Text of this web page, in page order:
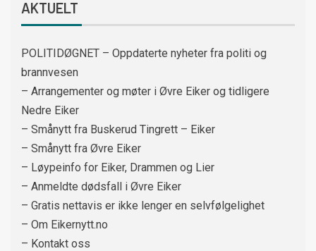
AKTUELT
POLITIDØGNET – Oppdaterte nyheter fra politi og
brannvesen
– Arrangementer og møter i Øvre Eiker og tidligere
Nedre Eiker
– Smånytt fra Buskerud Tingrett – Eiker
– Smånytt fra Øvre Eiker
– Løypeinfo for Eiker, Drammen og Lier
– Anmeldte dødsfall i Øvre Eiker
– Gratis nettavis er ikke lenger en selvfølgelighet
– Om Eikernytt.no
– Kontakt oss